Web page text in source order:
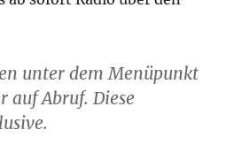
unter dem Menüpunkt
auf Abruf. Diese